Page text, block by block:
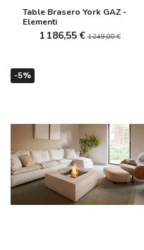
Table Brasero York GAZ -
Elementi
1 186,55 € 1 249,00 €
-5%